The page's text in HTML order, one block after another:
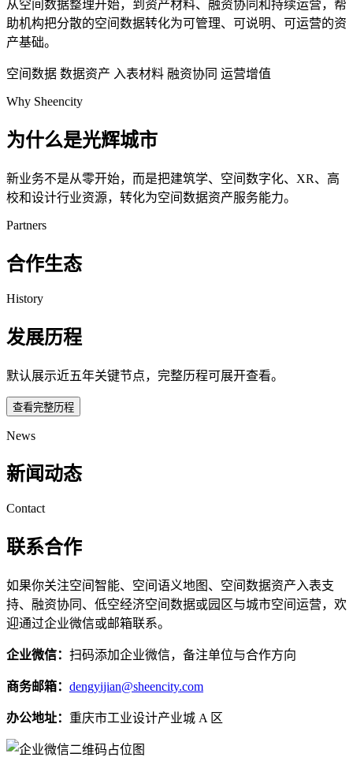
从空间数据整理开始，到资产材料、融资协同和持续运营，帮
助机构把分散的空间数据转化为可管理、可说明、可运营的资
产基础。
空间数据 数据资产 入表材料 融资协同 运营增值
Why Sheencity
为什么是光辉城市
新业务不是从零开始，而是把建筑学、空间数字化、XR、高
校和设计行业资源，转化为空间数据资产服务能力。
Partners
合作生态
History
发展历程
默认展示近五年关键节点，完整历程可展开查看。
查看完整历程
News
新闻动态
Contact
联系合作
如果你关注空间智能、空间语义地图、空间数据资产入表支
持、融资协同、低空经济空间数据或园区与城市空间运营，欢
迎通过企业微信或邮箱联系。
企业微信： 扫码添加企业微信，备注单位与合作方向
商务邮箱： dengyijian@sheencity.com
办公地址： 重庆市工业设计产业城 A 区